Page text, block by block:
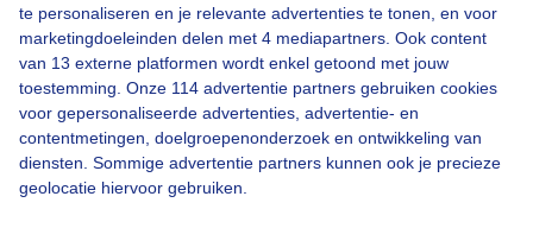
te personaliseren en je relevante advertenties te tonen, en voor
marketingdoeleinden delen met 4 mediapartners. Ook content
van 13 externe platformen wordt enkel getoond met jouw
toestemming. Onze 114 advertentie partners gebruiken cookies
voor gepersonaliseerde advertenties, advertentie- en
contentmetingen, doelgroepenonderzoek en ontwikkeling van
diensten. Sommige advertentie partners kunnen ook je precieze
geolocatie hiervoor gebruiken.
Over Buienradar